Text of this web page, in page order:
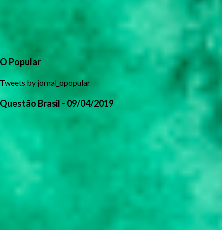
O Popular
Tweets by jornal_opopular
Questão Brasil - 09/04/2019